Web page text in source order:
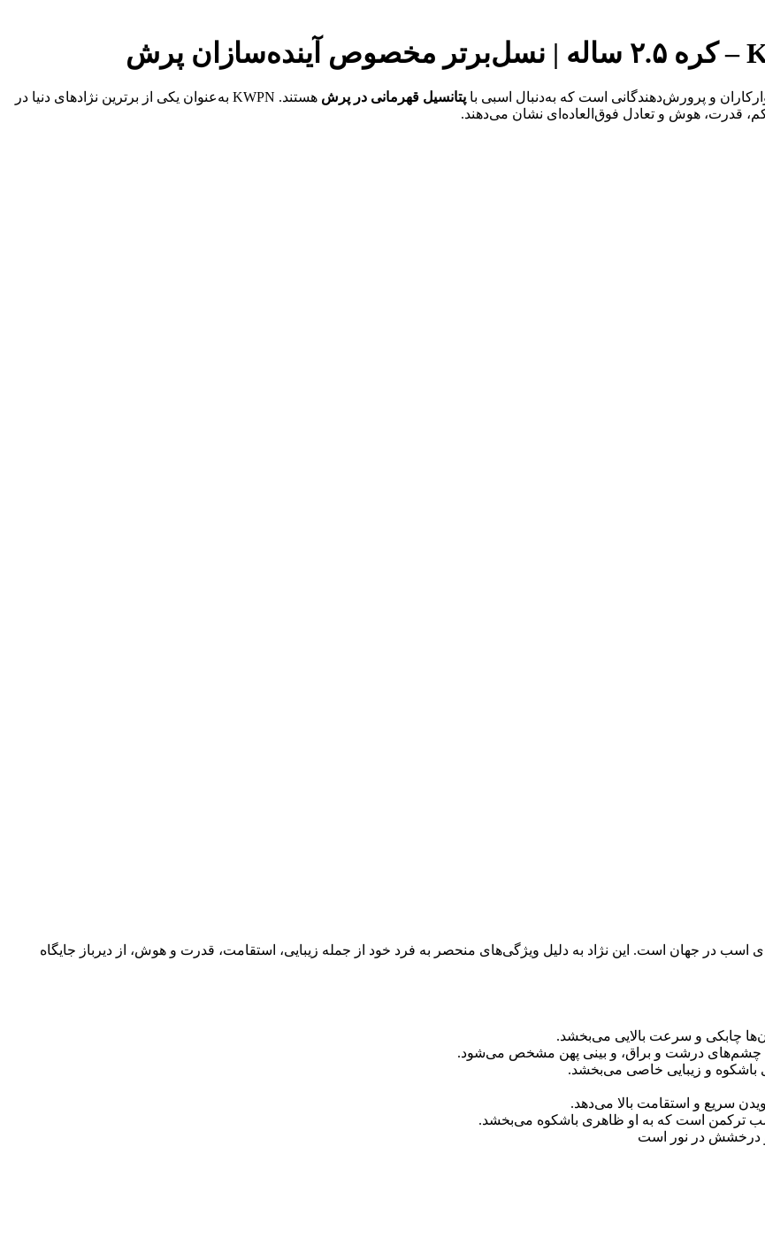
و پرورش‌دهندگانی است که به‌دنبال اسبی با پتانسیل قهرمانی در پرش
هستند. KWPN به‌عنوان یکی از برترین نژادهای دنیا در
اسب در جهان است. این نژاد به دلیل ویژگی‌های منحصر به فرد خود از جمله زیبایی، استقامت، قدرت و هوش، از دیرباز جایگاه
چابکی و سرعت بالایی می‌بخشد.
چشم‌های درشت و براق، و بینی پهن مشخص می‌شود.
باشکوه و زیبایی خاصی می‌بخشد.
سریع و استقامت بالا می‌دهد.
ترکمن است که به او ظاهری باشکوه می‌بخشد.
و درخشش در نور است